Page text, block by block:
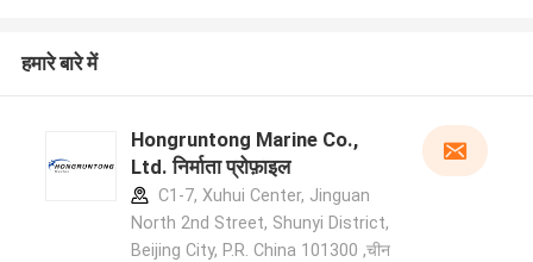
हमारे बारे में
Hongruntong Marine Co.,
Ltd. निर्माता प्रोफ़ाइल
C1-7, Xuhui Center, Jinguan
North 2nd Street, Shunyi District,
Beijing City, P.R. China 101300 ,चीन